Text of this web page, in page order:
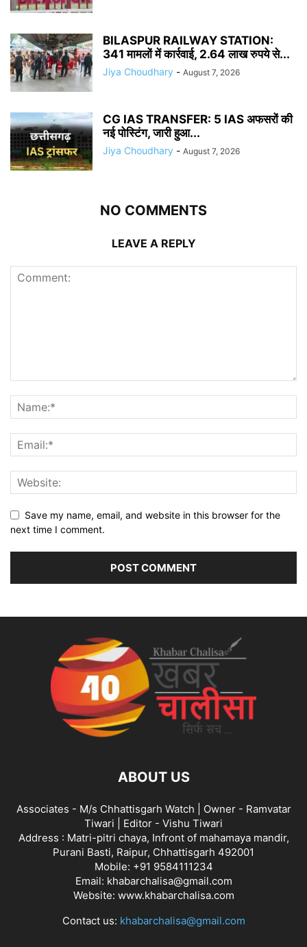
BILASPUR RAILWAY STATION:
341 मामलों में कार्रवाई, 2.64 लाख रुपये से...
Jiya Choudhary - August 7, 2026
CG IAS TRANSFER: 5 IAS अफसरों की
नई पोस्टिंग, जारी हुआ...
Jiya Choudhary - August 7, 2026
NO COMMENTS
LEAVE A REPLY
Save my name, email, and website in this browser for the
next time I comment.
ABOUT US
Associates - M/s Chhattisgarh Watch | Owner - Ramvatar
Tiwari | Editor - Vishu Tiwari
Address : Matri-pitri chaya, Infront of mahamaya mandir,
Purani Basti, Raipur, Chhattisgarh 492001
Mobile: +91 9584111234
Email: khabarchalisa@gmail.com
Website: www.khabarchalisa.com
Contact us: khabarchalisa@gmail.com